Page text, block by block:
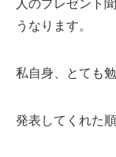
うなります。
私自身、とても
発表してくれた順